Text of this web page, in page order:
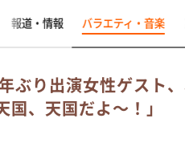
報道・情報 バラエティ・音楽
ぶり出演女性ゲスト
国、天国だよ～！」